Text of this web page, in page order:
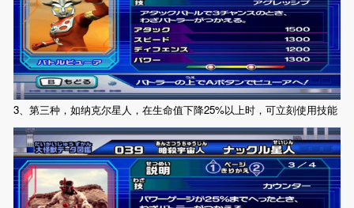
3、第三种，如纳克尔星人，在生命值下降25%以上时，可立刻使用技能